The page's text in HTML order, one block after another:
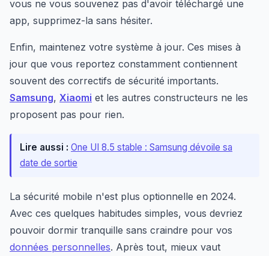
vous ne vous souvenez pas d'avoir téléchargé une
app, supprimez-la sans hésiter.
Enfin, maintenez votre système à jour. Ces mises à
jour que vous reportez constamment contiennent
souvent des correctifs de sécurité importants.
Samsung, Xiaomi et les autres constructeurs ne les
proposent pas pour rien.
Lire aussi : One UI 8.5 stable : Samsung dévoile sa
date de sortie
La sécurité mobile n'est plus optionnelle en 2024.
Avec ces quelques habitudes simples, vous devriez
pouvoir dormir tranquille sans craindre pour vos
données personnelles. Après tout, mieux vaut